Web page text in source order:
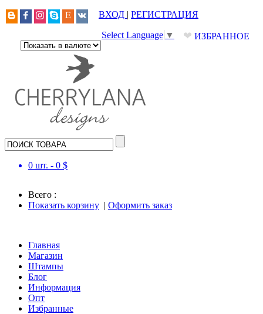
ВХОД | РЕГИСТРАЦИЯ
❤ ИЗБРАННОЕ
Select Language ▼
0 шт. - 0 $
Всего :
Показать корзину | Оформить заказ
Главная
Магазин
Штампы
Блог
Информация
Опт
Избранные